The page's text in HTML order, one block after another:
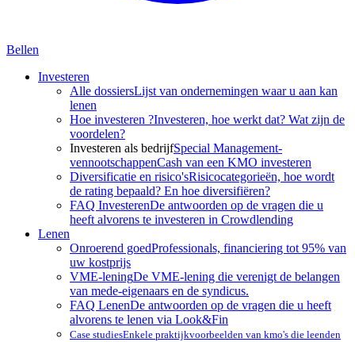
Bellen
Investeren
Alle dossiersLijst van ondernemingen waar u aan kan
lenen
Hoe investeren ?Investeren, hoe werkt dat? Wat zijn de
voordelen?
Investeren als bedrijfSpecial Management-
vennootschappenCash van een KMO investeren
Diversificatie en risico'sRisicocategorieën, hoe wordt
de rating bepaald? En hoe diversifiëren?
FAQ InvesterenDe antwoorden op de vragen die u
heeft alvorens te investeren in Crowdlending
Lenen
Onroerend goedProfessionals, financiering tot 95% van
uw kostprijs
VME-leningDe VME-lening die verenigt de belangen
van mede-eigenaars en de syndicus.
FAQ LenenDe antwoorden op de vragen die u heeft
alvorens te lenen via Look&Fin
Case studiesEnkele praktijkvoorbeelden van kmo's die leenden